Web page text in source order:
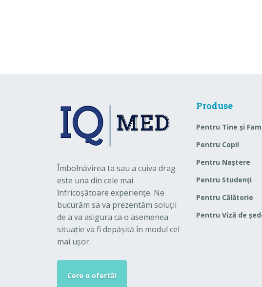
Îmbolnăvirea ta sau a cuiva drag
este una din cele mai
înfricoșătoare experiențe. Ne
bucurăm sa va prezentăm soluții
de a va asigura ca o asemenea
situație va fi depășită în modul cel
mai ușor.
Cere o ofertă!
Produse
Pentru Tine și
Pentru Copii
Pentru Naștere
Pentru Studenți
Pentru Călătorie
Pentru Viză de